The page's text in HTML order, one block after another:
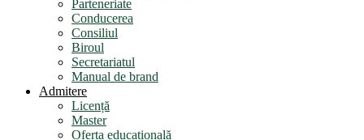
Parteneriate
Conducerea
Consiliul
Biroul
Secretariatul
Manual de brand
Admitere
Licență
Master
Oferta educațională